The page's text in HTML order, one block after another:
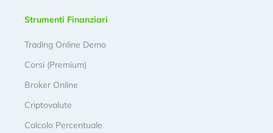
Strumenti Finanziari
Trading Online Demo
Corsi (Premium)
Broker Online
Criptovalute
Calcolo Percentuale